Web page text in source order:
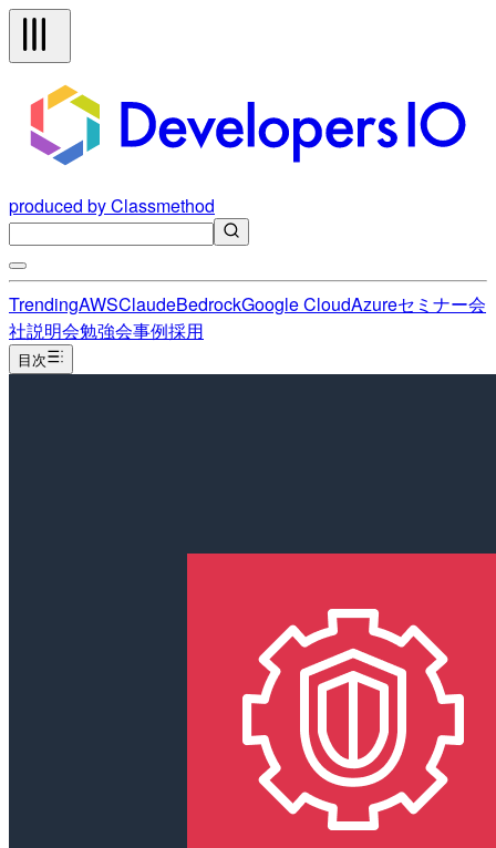
produced by Classmethod
TrendingAWSClaudeBedrockGoogle CloudAzureセミナー会
社説明会勉強会事例採用
目次